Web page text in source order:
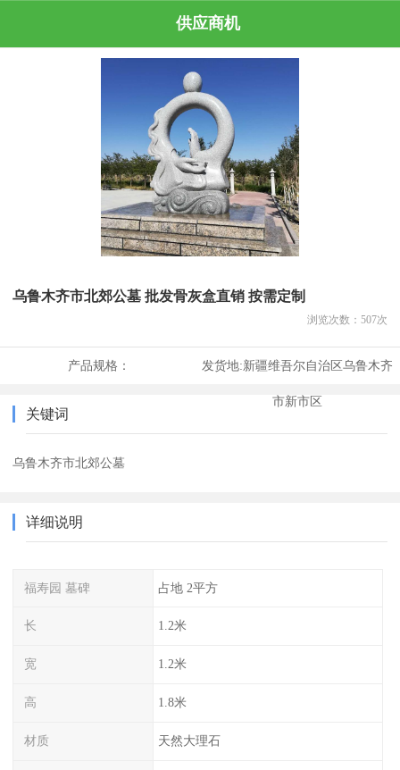
供应商机
乌鲁木齐市北郊公墓 批发骨灰盒直销 按需定制
浏览次数： 507次
产品规格： 发货地:新疆维吾尔自治区乌鲁木齐
市新市区
关键词
乌鲁木齐市北郊公墓
详细说明
福寿园 墓碑 占地 2平方
长 1.2米
宽 1.2米
高 1.8米
材质 天然大理石